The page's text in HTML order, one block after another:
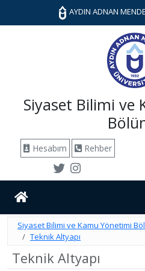
AYDIN ADNAN
Siyaset Bilimi ve
Hesabım Rehber
Siyaset Bilimi ve Kamu Yönetimi
Teknik Altyapı
Teknik Altyapı